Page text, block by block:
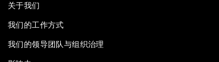
关于我们
我们的工作方式
我们的领导团队与组织治理